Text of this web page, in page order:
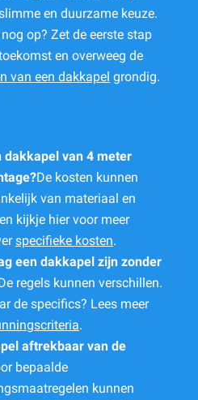
en duurzame keuze.
op? Zet de eerste stap
en overweeg de
van een dakkapel grondig.
dakkapel van 4 meter
De kosten kunnen
van materiaal en
kijkje hier voor meer
specifieke kosten.
een dakkapel zijn zonder
regels kunnen verschillen.
de specifics? Lees meer
.
aftrekbaar van de
bepaalde
kunnen